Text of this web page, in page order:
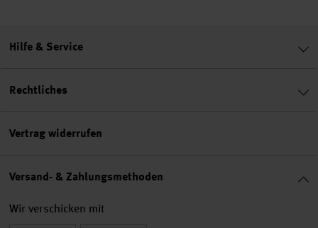
Hilfe & Service
Rechtliches
Vertrag widerrufen
Versand- & Zahlungsmethoden
Wir verschicken mit